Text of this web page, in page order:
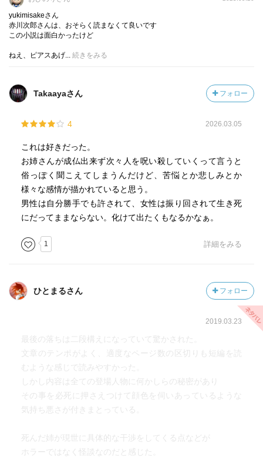
yukimisakeさん
赤川次郎さんは、おそらく読まなくて良いです
この小説は面白かったけど
ねえ、ピアスあげ... 続きをみる
Takaayaさん フォロー
4 2026.03.05
これは好きだった。
お姉さんが成仏出来ず次々人を呪い殺していくって言うと
俗っぽく聞こえてしまうんだけど、苦悩とか悲しみとか
様々な感情が描かれていると思う。
男性は自分勝手でも許されて、女性は振り回されて生き死
にだってままならない。化けて出たくもなるかなぁ。
1 詳細をみる
ひとまるさん フォロー
2019.03.23
最後の落ちは二段構えになっていて驚かされた。
文章のテンポがよく、適度なページ数の区切りも短編を読
むような感じで読みやすかった。
しかし内容は全ての登場人物に何かしらの秘密があり
その事を必死に押さえつけて顔色を伺いあっているような
気持ち悪さが付きまとっている。
死んだ姉が現世に具体的な干渉をしてくる点などが
ホラーではなく怪談なのだと感じた。